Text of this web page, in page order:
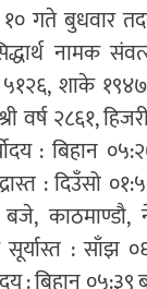
गते बुधवार
नामक
शाके
वर्ष २८६१,
: बिहान
: दिउँसो
बजे,
: साँझ